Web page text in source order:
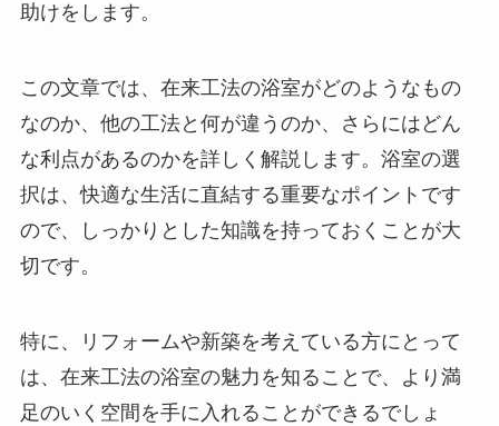
助けをします。
この文章では、在来工法の浴室がどのようなもの
なのか、他の工法と何が違うのか、さらにはどん
な利点があるのかを詳しく解説します。浴室の選
択は、快適な生活に直結する重要なポイントです
ので、しっかりとした知識を持っておくことが大
切です。
特に、リフォームや新築を考えている方にとって
は、在来工法の浴室の魅力を知ることで、より満
足のいく空間を手に入れることができるでしょ